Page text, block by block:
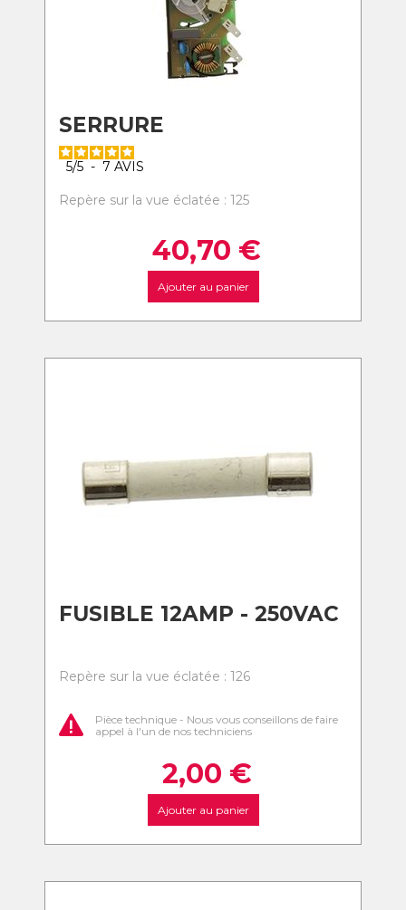
SERRURE
5/5 - 7 AVIS
Repère sur la vue éclatée : 125
40,70 €
Ajouter au panier
FUSIBLE 12AMP - 250VAC
Repère sur la vue éclatée : 126
Pièce technique - Nous vous conseillons de faire
appel à l'un de nos techniciens
2,00 €
Ajouter au panier